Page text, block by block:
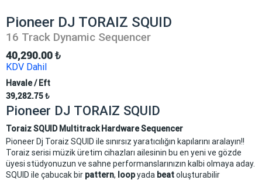
Pioneer DJ TORAIZ SQUID
16 Track Dynamic Sequencer
40,290.00₺
KDV Dahil
Havale / Eft
39,282.75₺
Pioneer DJ TORAIZ SQUID
Toraiz SQUID Multitrack Hardware Sequencer
Pioneer Dj Toraiz SQUID ile sınırsız yaratıcılığın kapılarını aralayın!!
Toraiz serisi müzik üretim cihazları ailesinin bu en yeni ve gözde
üyesi stüdyonuzun ve sahne performanslarınızın kalbi olmaya aday.
SQUID ile çabucak bir pattern, loopyada beatoluşturabilir